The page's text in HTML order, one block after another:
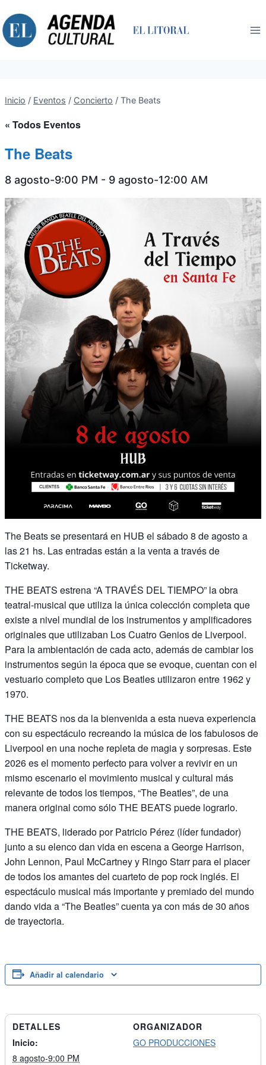
al
contenido
Inicio / Eventos / Concierto / The Beats
« Todos Eventos
The Beats
8 agosto-9:00 PM - 9 agosto-12:00 AM
The Beats se presentará en HUB el sábado 8 de agosto a
las 21 hs. Las entradas están a la venta a través de
Ticketway.
THE BEATS estrena “A TRAVÉS DEL TIEMPO” la obra
teatral-musical que utiliza la única colección completa que
existe a nivel mundial de los instrumentos y amplificadores
originales que utilizaban Los Cuatro Genios de Liverpool.
Para la ambientación de cada acto, además de cambiar los
instrumentos según la época que se evoque, cuentan con el
vestuario completo que Los Beatles utilizaron entre 1962 y
1970.
THE BEATS nos da la bienvenida a esta nueva experiencia
con su espectáculo recreando la música de los fabulosos de
Liverpool en una noche repleta de magia y sorpresas. Este
2026 es el momento perfecto para volver a revivir en un
mismo escenario el movimiento musical y cultural más
relevante de todos los tiempos, “The Beatles”, de una
manera original como sólo THE BEATS puede lograrlo.
THE BEATS, liderado por Patricio Pérez (líder fundador)
junto a su elenco dan vida en escena a George Harrison,
John Lennon, Paul McCartney y Ringo Starr para el placer
de todos los amantes del cuarteto de pop rock inglés. El
espectáculo musical más importante y premiado del mundo
dando vida a “The Beatles” cuenta ya con más de 30 años
de trayectoria.
Añadir al calendario
DETALLES
Inicio:
8 agosto-9:00 PM
ORGANIZADOR
GO PRODUCCIONES